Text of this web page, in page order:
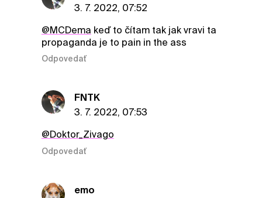
3. 7. 2022, 07:52
@MCDema keď to čítam tak jak vravi ta
propaganda je to pain in the ass
Odpovedať
FNTK
3. 7. 2022, 07:53
@Doktor_Zivago
Odpovedať
emo